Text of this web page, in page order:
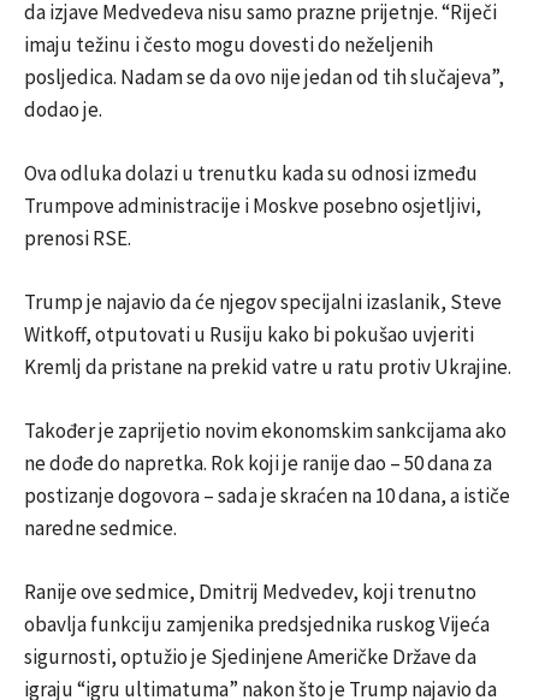
da izjave Medvedeva nisu samo prazne prijetnje. “Riječi
imaju težinu i često mogu dovesti do neželjenih
posljedica. Nadam se da ovo nije jedan od tih slučajeva”,
dodao je.
Ova odluka dolazi u trenutku kada su odnosi između
Trumpove administracije i Moskve posebno osjetljivi,
prenosi RSE.
Trump je najavio da će njegov specijalni izaslanik, Steve
Witkoff, otputovati u Rusiju kako bi pokušao uvjeriti
Kremlj da pristane na prekid vatre u ratu protiv Ukrajine.
Također je zaprijetio novim ekonomskim sankcijama ako
ne dođe do napretka. Rok koji je ranije dao – 50 dana za
postizanje dogovora – sada je skraćen na 10 dana, a ističe
naredne sedmice.
Ranije ove sedmice, Dmitrij Medvedev, koji trenutno
obavlja funkciju zamjenika predsjednika ruskog Vijeća
sigurnosti, optužio je Sjedinjene Američke Države da
igraju “igru ultimatuma” nakon što je Trump najavio da